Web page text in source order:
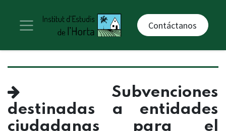
Contáctanos
Subvenciones
destinadas a entidades
ciudadanas para el